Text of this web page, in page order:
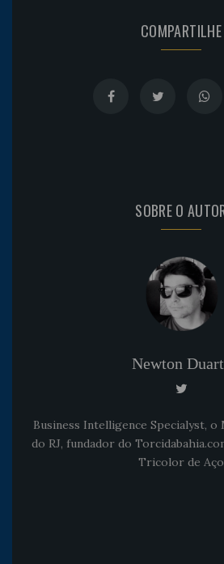
COMPARTILHE
SOBRE O
Newton
Business Intelligence Specialyst, o
do RJ, fundador do
Tricolor de Aço